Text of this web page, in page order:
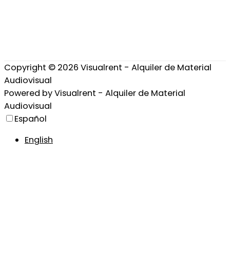
Copyright © 2026 Visualrent - Alquiler de Material
Audiovisual
Powered byVisualrent - Alquiler de Material
Audiovisual
Español
English